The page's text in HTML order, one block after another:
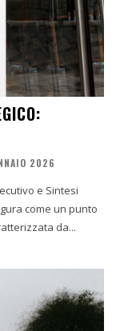
2026
da...